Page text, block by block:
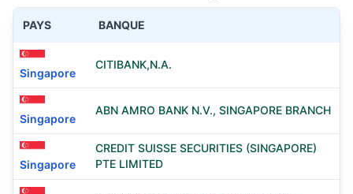
PAYS BANQUE
Singapore
CITIBANK,N.A.
Singapore
ABN AMRO BANK N.V., SINGAPORE BRANCH
Singapore
CREDIT SUISSE SECURITIES (SINGAPORE)
PTE LIMITED